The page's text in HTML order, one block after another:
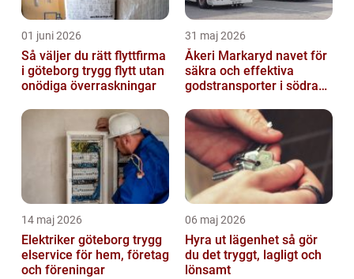
01 juni 2026
Så väljer du rätt flyttfirma
i göteborg trygg flytt utan
onödiga överraskningar
31 maj 2026
Åkeri Markaryd navet för
säkra och effektiva
godstransporter i södra
14 maj 2026
Elektriker göteborg trygg
elservice för hem, företag
och föreningar
06 maj 2026
Hyra ut lägenhet så gör
du det tryggt, lagligt och
lönsamt